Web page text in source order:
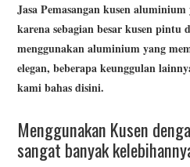
Jasa Pemasangan kusen
karena sebagian besar kusen pintu
menggunakan aluminium yang
elegan, beberapa keunggulan
kami bahas disini.
Menggunakan Kusen
sangat banyak